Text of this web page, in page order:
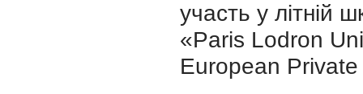
участь у літній
«Paris Lodron
European Private